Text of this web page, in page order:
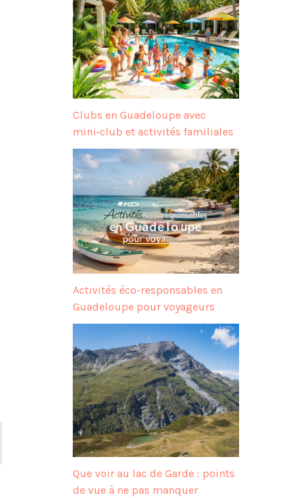
Clubs en Guadeloupe avec
mini‑club et activités familiales
Activités éco-responsables en
Guadeloupe pour voyageurs
Que voir au lac de Garde : points
de vue à ne pas manquer